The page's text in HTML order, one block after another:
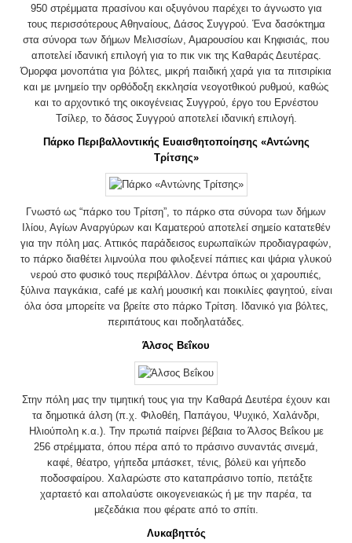
950 στρέμματα πρασίνου και οξυγόνου παρέχει το άγνωστο για
τους περισσότερους Αθηναίους, Δάσος Συγγρού. Ένα δασόκτημα
στα σύνορα των δήμων Μελισσίων, Αμαρουσίου και Κηφισιάς, που
αποτελεί ιδανική επιλογή για το πικ νικ της Καθαράς Δευτέρας.
Όμορφα μονοπάτια για βόλτες, μικρή παιδική χαρά για τα πιτσιρίκια
και με μνημείο την ορθόδοξη εκκλησία νεογοτθικού ρυθμού, καθώς
και το αρχοντικό της οικογένειας Συγγρού, έργο του Ερνέστου
Τσίλερ, το δάσος Συγγρού αποτελεί ιδανική επιλογή.
Πάρκο Περιβαλλοντικής Ευαισθητοποίησης «Αντώνης
Τρίτσης»
Γνωστό ως “πάρκο του Τρίτση”, το πάρκο στα σύνορα των δήμων
Ιλίου, Αγίων Αναργύρων και Καματερού αποτελεί σημείο κατατεθέν
για την πόλη μας. Αττικός παράδεισος ευρωπαϊκών προδιαγραφών,
το πάρκο διαθέτει λιμνούλα που φιλοξενεί πάπιες και ψάρια γλυκού
νερού στο φυσικό τους περιβάλλον. Δέντρα όπως οι χαρουπιές,
ξύλινα παγκάκια, café με καλή μουσική και ποικιλίες φαγητού, είναι
όλα όσα μπορείτε να βρείτε στο πάρκο Τρίτση. Ιδανικό για βόλτες,
περιπάτους και ποδηλατάδες.
Άλσος Βεΐκου
Στην πόλη μας την τιμητική τους για την Καθαρά Δευτέρα έχουν και
τα δημοτικά άλση (π.χ. Φιλοθέη, Παπάγου, Ψυχικό, Χαλάνδρι,
Ηλιούπολη κ.α.). Την πρωτιά παίρνει βέβαια το Άλσος Βεΐκου με
256 στρέμματα, όπου πέρα από το πράσινο συναντάς σινεμά,
καφέ, θέατρο, γήπεδα μπάσκετ, τένις, βόλεϋ και γήπεδο
ποδοσφαίρου. Χαλαρώστε στο καταπράσινο τοπίο, πετάξτε
χαρταετό και απολαύστε οικογενειακώς ή με την παρέα, τα
μεζεδάκια που φέρατε από το σπίτι.
Λυκαβηττός